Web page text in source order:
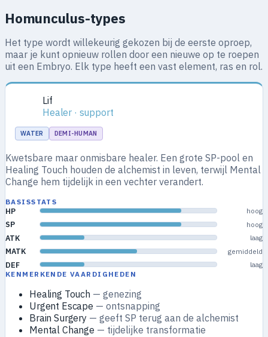
Homunculus-types
Het type wordt willekeurig gekozen bij de eerste oproep,
maar je kunt opnieuw rollen door een nieuwe op te roepen
uit een Embryo. Elk type heeft een vast element, ras en rol.
Lif
Healer · support
WATER DEMI-HUMAN
Kwetsbare maar onmisbare healer. Een grote SP-pool en
Healing Touch houden de alchemist in leven, terwijl Mental
Change hem tijdelijk in een vechter verandert.
BASISSTATS
HP hoog
SP hoog
ATK laag
MATK gemiddeld
DEF
laag
KENMERKENDE VAARDIGHEDEN
Healing Touch — genezing
Urgent Escape — ontsnapping
Brain Surgery — geeft SP terug aan de alchemist
Mental Change — tijdelijke transformatie